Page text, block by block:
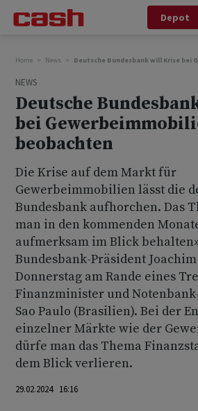
Depot
Home News Deutsche Bundesbank will Krise bei
NEWS
Deutsche
bei
beobachten
Die Krise auf dem Markt für
Gewerbeimmobilien lässt die
Bundesbank aufhorchen. Das
man in den kommenden
aufmerksam im Blick
Bundesbank-Präsident
Donnerstag am Rande eines
Finanzminister und
Sao Paulo (Brasilien). Bei der
einzelner Märkte wie der
dürfe man das Thema
dem Blick verlieren.
29.02.2024 16:16